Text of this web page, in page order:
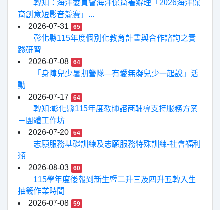
轉知：海洋委員會海洋保育署辦理「2026海洋保
育創意短影音競賽」...
2026-07-31
65
彰化縣115年度個別化教育計畫與合作諮詢之實
踐研習
2026-07-08
64
「身障兒少暑期營隊—有愛無礙兒少一起說」活
動
2026-07-17
64
轉知:彰化縣115年度教師諮商輔導支持服務方案
－團體工作坊
2026-07-20
64
志願服務基礎訓練及志願服務特殊訓練-社會福利
類
2026-08-03
60
115學年度後報到新生暨二升三及四升五轉入生
抽籤作業時間
2026-07-08
59